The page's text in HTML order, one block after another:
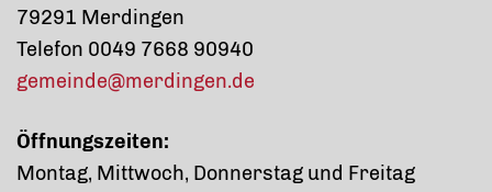
79291 Merdingen
Telefon 0049 7668 90940
gemeinde@merdingen.de
Öffnungszeiten:
Montag, Mittwoch, Donnerstag und Freitag